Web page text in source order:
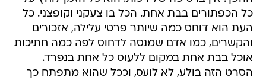
כל הכפתורים בבת אחת. הכל בו צעקני וקופצני. כל
העת הוא דוחס כמה שיותר פרטי עלילה, אזכורים
והקשרים, כמו אדם שמנסה לדחוס לפה כמה חתיכות
אוכל בבת אחת במקום ללעוס כל אחת בנפרד.
הסרט הזה בולע, לא לועס, וככל שהוא מתפתח כך